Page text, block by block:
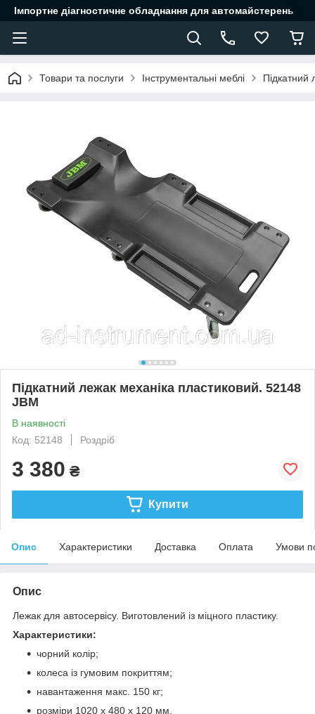
Імпортне діагностичне обладнання для автомайстерень
Товари та послуги Інструментальні меблі Підкатний
Підкатний лежак механіка пластиковий. 52148
JBM
В наявності
Код: 52148
Роздріб
3 380 ₴
Купити
Опис Характеристики Доставка Оплата Умови
Опис
Лежак для автосервісу. Виготовлений із міцного пластику.
Характеристики:
чорний колір;
колеса із гумовим покриттям;
навантаження макс. 150 кг;
розміри 1020 х 480 х 120 мм.